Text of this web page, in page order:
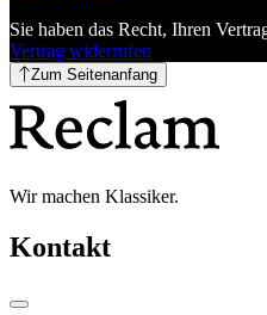
Sie haben das Recht, Ihren
Vertrag widerrufen
Zum Seitenanfang
Wir machen Klassiker.
Kontakt